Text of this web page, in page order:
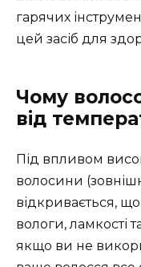
гарячих
цей засіб для
Чому
від
Під впливом
волосини
відкривається,
вологи, ламкості
якщо ви не